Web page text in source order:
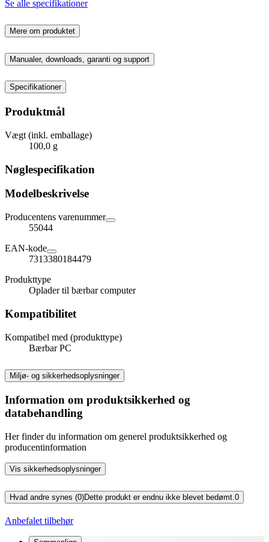
Se alle specifikationer
Mere om produktet
Manualer, downloads, garanti og support
Specifikationer
Produktmål
Vægt (inkl. emballage)
100,0 g
Nøglespecifikation
Modelbeskrivelse
Producentens varenummer
55044
EAN-kode
7313380184479
Produkttype
Oplader til bærbar computer
Kompatibilitet
Kompatibel med (produkttype)
Bærbar PC
Miljø- og sikkerhedsoplysninger
Information om produktsikkerhed og
databehandling
Her finder du information om generel produktsikkerhed og
producentinformation
Vis sikkerhedsoplysninger
Hvad andre synes (0)Dette produkt er endnu ikke blevet bedømt.0
Anbefalet tilbehør